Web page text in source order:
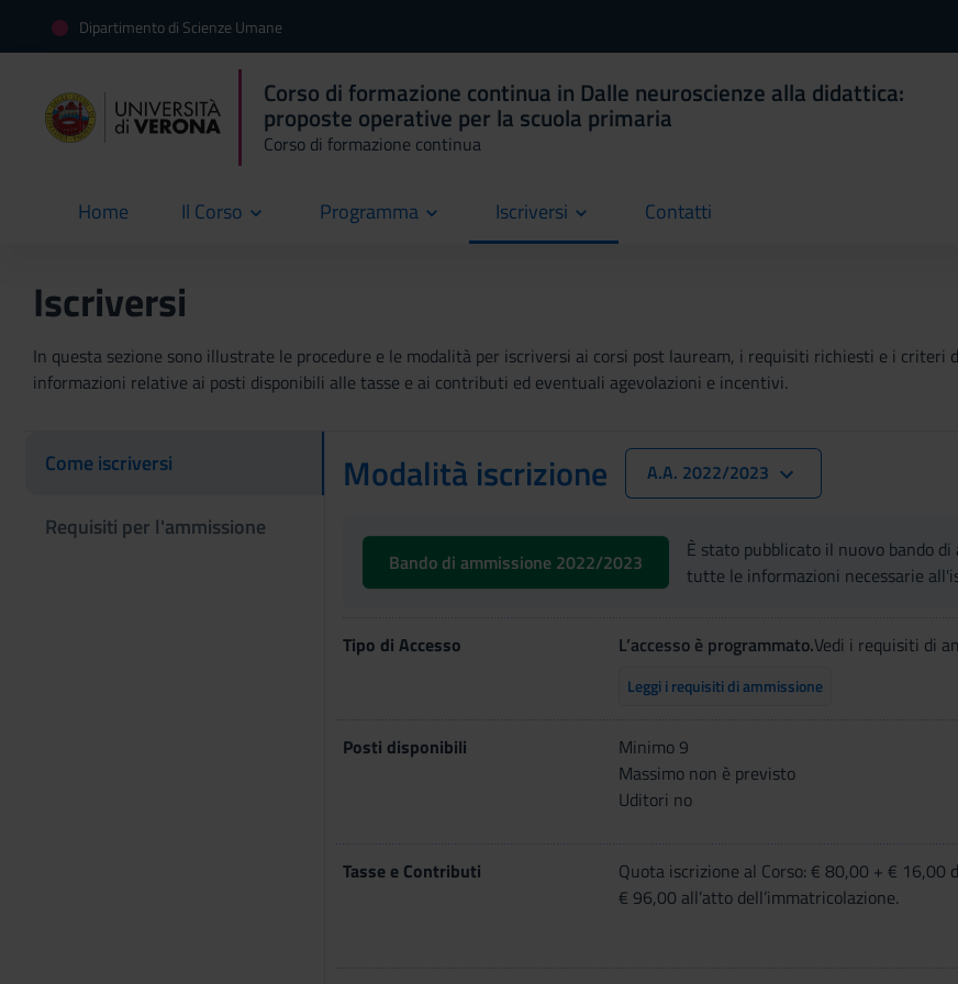
Dipartimento di Scienze Umane
Corso di formazione continua in Dalle neuroscienze alla didattica:
proposte operative per la scuola primaria
Corso di formazione continua
Home
current Il Corso Programma Iscriversi Contatti
current
Iscriversi
In questa sezione sono illustrate le procedure e le modalità per iscriversi ai corsi post lauream, i requisiti richiesti e i criteri
informazioni relative ai posti disponibili alle tasse e ai contributi ed eventuali agevolazioni e incentivi.
Come iscriversi
Requisiti per l'ammissione
Modalità iscrizione A.A. 2022/2023
Bando di ammissione 2022/2023
È stato pubblicato il nuovo bando
tutte le informazioni necessarie
Tipo di Accesso L’accesso è programmato.Vedi i requisiti di
Leggi i requisiti di ammissione
Posti disponibili
Minimo 9
Massimo non è previsto
Uditori no
Tasse e Contributi
Quota iscrizione al Corso: € 80,00 + € 16,00
€ 96,00 all’atto dell’immatricolazione.